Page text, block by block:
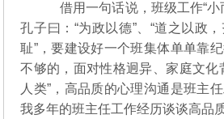
借用一句话说，班级工作“小
孔子曰：“为政以德”、“道之以政
耻”，要建设好一个班集体单单靠
不够的，面对性格迥异、家庭文化
人类”，高品质的心理沟通是班主
我多年的班主任工作经历谈谈高品